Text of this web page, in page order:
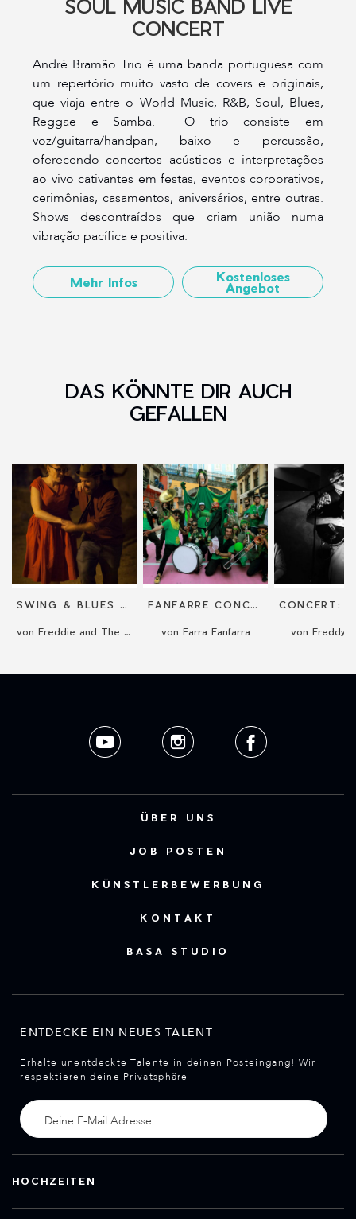
SOUL MUSIC BAND LIVE
CONCERT
André Bramão Trio é uma banda portuguesa com
um repertório muito vasto de covers e originais,
que viaja entre o World Music, R&B, Soul, Blues,
Reggae e Samba. O trio consiste em
voz/guitarra/handpan, baixo e percussão,
oferecendo concertos acústicos e interpretações
ao vivo cativantes em festas, eventos corporativos,
cerimônias, casamentos, aniversários, entre outras.
Shows descontraídos que criam união numa
vibração pacífica e positiva.
Mehr Infos Kostenloses
Angebot
DAS KÖNNTE DIR AUCH
GEFALLEN
SWING & BLUES BAND
von Freddie and The Pickpockets
FANFARRE CONCERT
von Farra Fanfarra von Freddy
ÜBER UNS
JOB POSTEN
KÜNSTLERBEWERBUNG
KONTAKT
BASA STUDIO
ENTDECKE EIN NEUES TALENT
Erhalte unentdeckte Talente in deinen Posteingang! Wir
respektieren deine Privatsphäre
HOCHZEITEN